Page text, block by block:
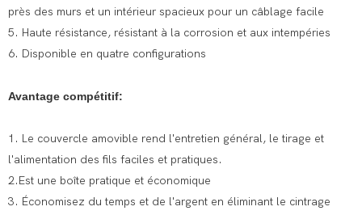
près des murs et un intérieur spacieux pour un câblage facile
5. Haute résistance, résistant à la corrosion et aux intempéries
6. Disponible en quatre configurations
Avantage compétitif:
1. Le couvercle amovible rend l'entretien général, le tirage et
l'alimentation des fils faciles et pratiques.
2.Est une boîte pratique et économique
3. Économisez du temps et de l'argent en éliminant le cintrage